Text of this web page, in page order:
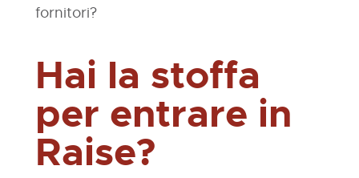
fornitori?
Hai la stoffa
per entrare in
Raise?